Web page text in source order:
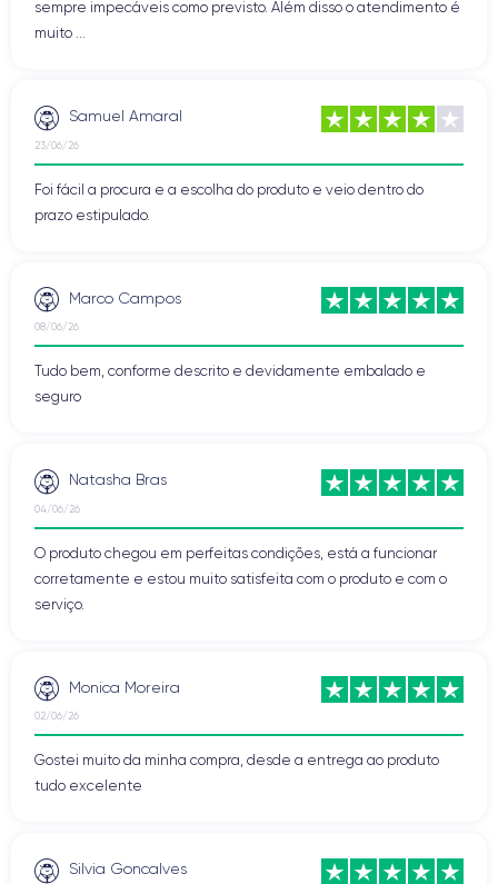
sempre impecáveis como previsto. Além disso o atendimento é
muito ...
Samuel Amaral
23/06/26
Foi fácil a procura e a escolha do produto e veio dentro do
prazo estipulado.
Marco Campos
08/06/26
Tudo bem, conforme descrito e devidamente embalado e
seguro
Natasha Bras
04/06/26
O produto chegou em perfeitas condições, está a funcionar
corretamente e estou muito satisfeita com o produto e com o
serviço.
Monica Moreira
02/06/26
Gostei muito da minha compra, desde a entrega ao produto
tudo excelente
Silvia Goncalves